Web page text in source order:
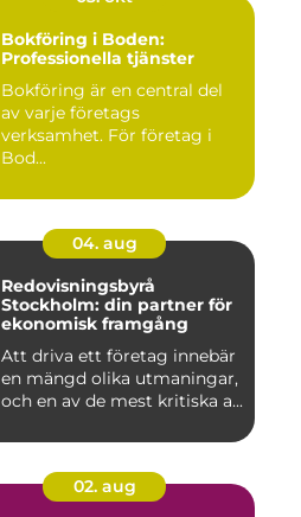
Bokföring i Boden:
Professionella tjänster
Bokföring är en central del
av varje företags
verksamhet. För företag i
Bod...
04. aug
Redovisningsbyrå
Stockholm: din partner för
ekonomisk framgång
Att driva ett företag innebär
en mängd olika utmaningar,
och en av de mest kritiska a...
02. aug